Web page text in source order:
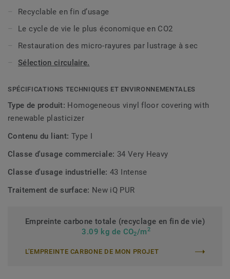
parmi les plus faibles du marché des revêtements de sol
résilients.
*par rapport aux sols vinyle homogènes moyens, basés sur
les modules A et C (étapes de production, d'installation et
de recyclage via ReStart® par rapport à EPD-ERF-20180176-
CCI1- générique FR avec un scénario d'incinération.
Cette collection faitpartie de notre
Recyclable en fin d’usage
Le cycle de vie le plus économique en CO2
Restauration des micro-rayures par lustrage à sec
Sélection circulaire.
SPÉCIFICATIONS TECHNIQUES ET ENVIRONNEMENTALES
Type de produit: Homogeneous vinyl floor covering with
renewable plasticizer
Contenu du liant: Type I
Classe d'usage commerciale: 34 Very Heavy
Classe d'usage industrielle:43 Intense
Traitement de surface: New iQ PUR
Empreinte carbone totale (recyclage en fin de vie)
3.09 kg de CO2/m2
L’EMPREINTE CARBONE DE MON PROJET